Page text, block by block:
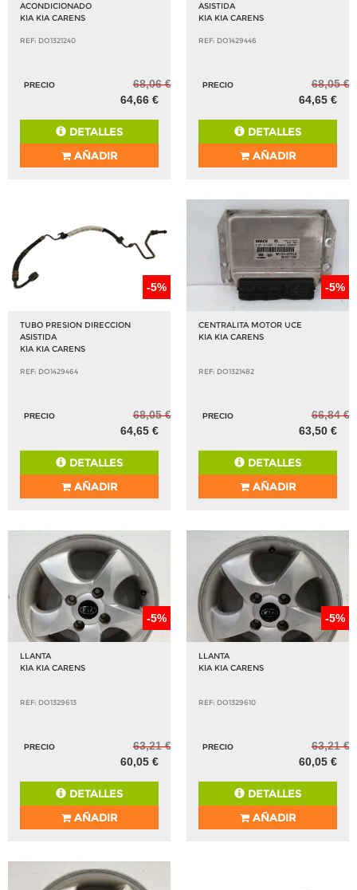
ACONDICIONADO
KIA KIA CARENS
REF: DO1321240
PRECIO
68,06 €
64,66 €
DETALLES
AÑADIR
ASISTIDA
KIA KIA CARENS
REF: DO1429446
PRECIO
68,05 €
64,65 €
DETALLES
AÑADIR
-5%
TUBO PRESION DIRECCION
ASISTIDA
KIA KIA CARENS
REF: DO1429464
PRECIO
68,05 €
64,65 €
DETALLES
AÑADIR
-5%
CENTRALITA MOTOR UCE
KIA KIA CARENS
REF: DO1321482
PRECIO
66,84 €
63,50 €
DETALLES
AÑADIR
-5%
LLANTA
KIA KIA CARENS
REF: DO1329613
PRECIO
63,21 €
60,05 €
DETALLES
AÑADIR
-5%
LLANTA
KIA KIA CARENS
REF: DO1329610
PRECIO
63,21 €
60,05 €
DETALLES
AÑADIR